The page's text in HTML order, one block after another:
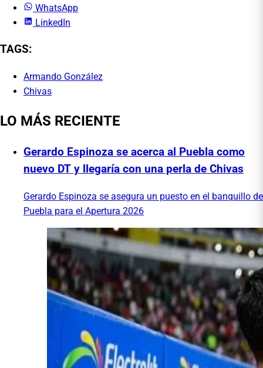
WhatsApp
LinkedIn
TAGS:
Armando González
Chivas
LO MÁS RECIENTE
Gerardo Espinoza se acerca al Puebla como
nuevo DT y llegaría con una perla de Chivas
Gerardo Espinoza se asegura un puesto en el banquillo de
Puebla para el Apertura 2026